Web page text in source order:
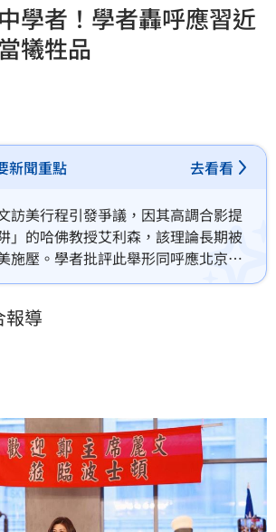
學者！學者轟呼應習近
犧牲品
新聞重點 去看看
訪美行程引發爭議，因其高調合影提
」的哈佛教授艾利森，該理論長期被
施壓。學者批評此舉形同呼應北京立
犧牲品。此外，鄭麗文出席僑宴時，
迺迪學院，讓這場搭橋之旅蒙上「中
報導